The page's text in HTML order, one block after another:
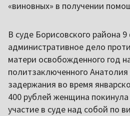
«виновных» в получении
В суде Борисовского района
административное дело
матери освобожденного год
политзаключенного
задержания во время
400 рублей женщина
участие в суде над собой по